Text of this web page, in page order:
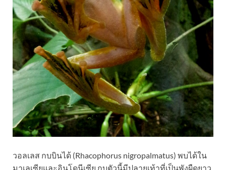
วอลเลส กบบินได้ (Rhacophorus nigropalmatus) พบได้ใน
มาเลเซียและอินโดนีเซีย กบตัวนี้มีปลายเท้าที่เป็นพังผืดยาว